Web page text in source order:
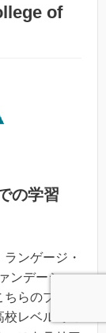
of
の学習
ンゲージ・
ンデーショ
らのプログ
レベルでの